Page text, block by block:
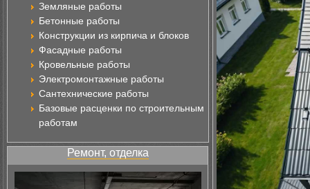
Земляные работы
Бетонные работы
Конструкции из кирпича и блоков
Фасадные работы
Кровельные работы
Электромонтажные работы
Сантехнические работы
Базовые расценки по строительным
работам
Ремонт, отделка